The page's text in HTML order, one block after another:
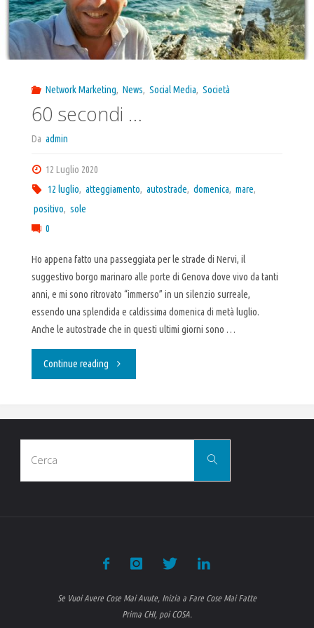
Network Marketing, News, Social Media, Società
60 secondi …
Da admin
12 Luglio 2020
12 luglio, atteggiamento, autostrade, domenica, mare,
positivo, sole
0
Ho appena fatto una passeggiata per le strade di Nervi, il
suggestivo borgo marinaro alle porte di Genova dove vivo da tanti
anni, e mi sono ritrovato “immerso” in un silenzio surreale,
essendo una splendida e caldissima domenica di metà luglio.
Anche le autostrade che in questi ultimi giorni sono …
Continue reading "60
Cerca
Se Vuoi Avere Cose Mai Avute, Inizia a Fare Cose Mai Fatte
Prima CHI, poi COSA.